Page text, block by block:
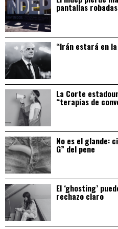
pantallas robadas
“Irán estará en
La Corte
“terapias de
No es el glande:
G” del pene
El ‘ghosting’
rechazo claro